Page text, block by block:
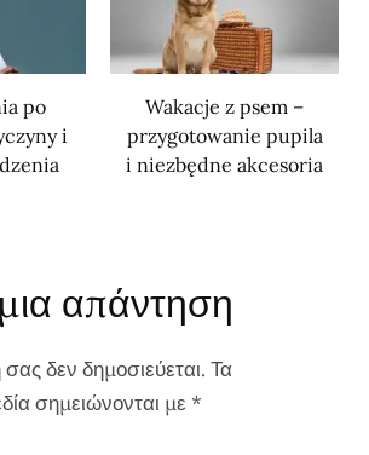
po
i
Wakacje z psem –
przygotowanie pupila
i niezbędne akcesoria
απάντηση
δεν δημοσιεύεται. Τα
σημειώνονται με *